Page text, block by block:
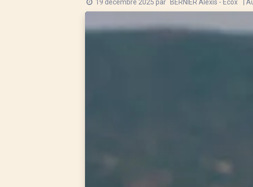
19 décembre 2025 par BERNIER Alexis - Ecox |